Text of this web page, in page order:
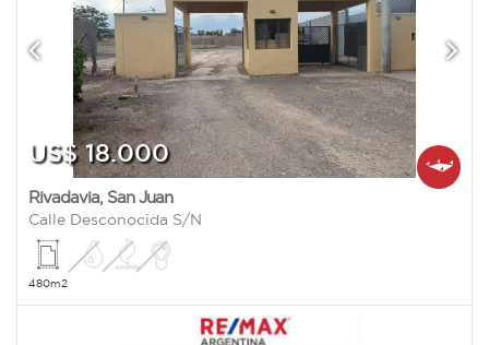
US$ 18.000
Rivadavia, San Juan
Calle Desconocida S/N
480m2